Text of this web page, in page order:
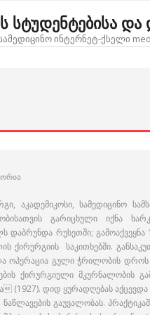
სტუდენტებისა
ინტერნეტ-ქსელი
აკადემიკოსი, სამედიცინო
გარიცხული იქნა
დაბრუნდა რუსეთში; გამოაქვეყნა
ქირურგიის საკითხებში.
ოპერაცია გული ჭრილობის
ქირურგიული მკურნალობის
(1927). დიდ ყურადღებას
გაუვალობას.